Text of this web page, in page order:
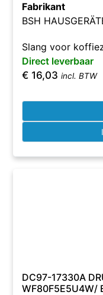
Fabrikant
BSH
Slang voor
Direct leverbaar
€ 16,03 incl. BTW
DC97-17330A
WF80F5E5U4W/